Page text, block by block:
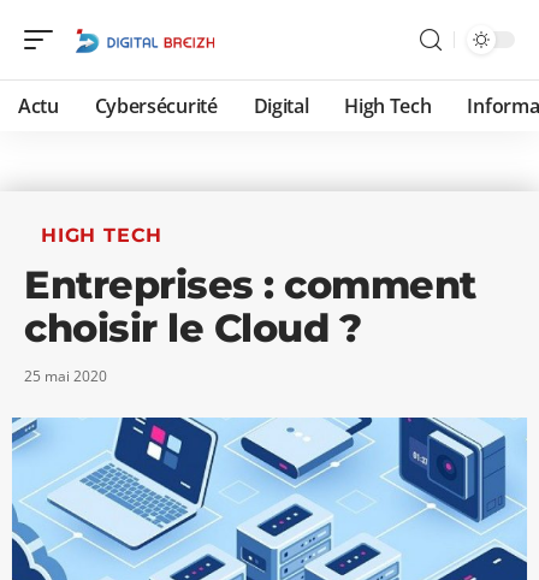
Actu Cybersécurité Digital High Tech
HIGH TECH
Entreprises : comment
choisir le Cloud ?
25 mai 2020